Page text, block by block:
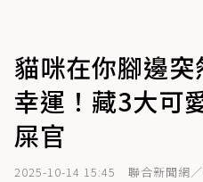
貓咪在你腳邊
幸運！藏3大可
屎官
2025-10-14 15:45 聯合新聞網